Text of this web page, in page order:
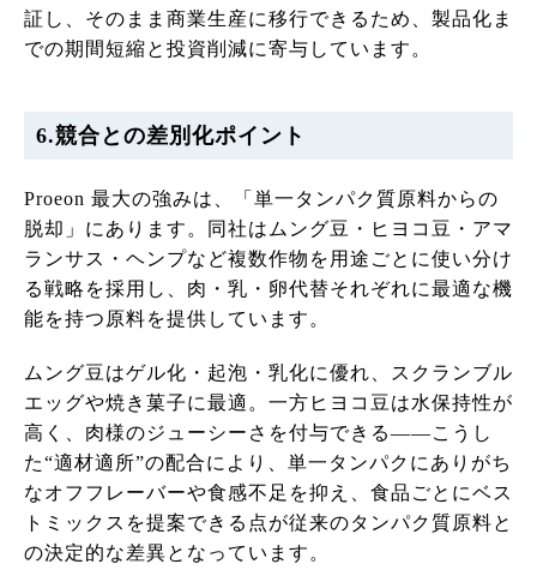
証し、そのまま商業生産に移行できるため、製品化ま
での期間短縮と投資削減に寄与しています。
6.競合との差別化ポイント
Proeon 最大の強みは、「単一タンパク質原料からの
脱却」にあります。同社はムング豆・ヒヨコ豆・アマ
ランサス・ヘンプなど複数作物を用途ごとに使い分け
る戦略を採用し、肉・乳・卵代替それぞれに最適な機
能を持つ原料を提供しています。
ムング豆はゲル化・起泡・乳化に優れ、スクランブル
エッグや焼き菓子に最適。一方ヒヨコ豆は水保持性が
高く、肉様のジューシーさを付与できる――こうし
た“適材適所”の配合により、単一タンパクにありがち
なオフフレーバーや食感不足を抑え、食品ごとにベス
トミックスを提案できる点が従来のタンパク質原料と
の決定的な差異となっています。